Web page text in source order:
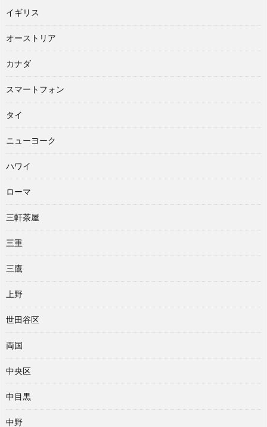
イギリス
オーストリア
カナダ
スマートフォン
タイ
ニューヨーク
ハワイ
ローマ
三軒茶屋
三重
三鷹
上野
世田谷区
両国
中央区
中目黒
中野